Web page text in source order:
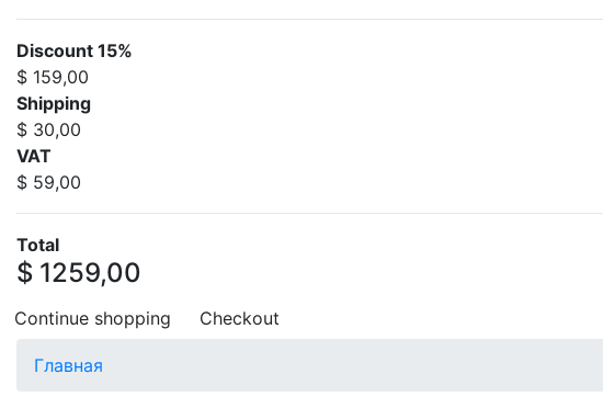
Discount 15%
$ 159,00
Shipping
$ 30,00
VAT
$ 59,00
Total
$ 1259,00
Continue shopping Checkout
Главная